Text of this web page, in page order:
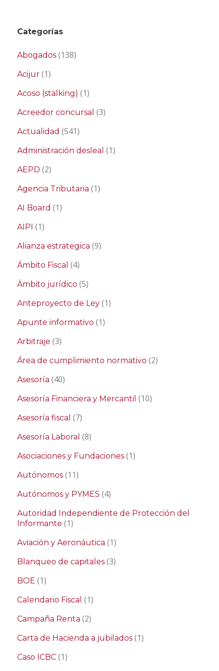
Categorías
Abogados (138)
Acijur (1)
Acoso (stalking) (1)
Acreedor concursal (3)
Actualidad (541)
Administración desleal (1)
AEPD (2)
Agencia Tributaria (1)
AI Board (1)
AIPI (1)
Alianza estrategica (9)
Ámbito Fiscal (4)
Ámbito jurídico (5)
Anteproyecto de Ley (1)
Apunte informativo (1)
Arbitraje (3)
Área de cumplimiento normativo (2)
Asesoría (40)
Asesoría Financiera y Mercantil (10)
Asesoría fiscal (7)
Asesoría Laboral (8)
Asociaciones y Fundaciones (1)
Autónomos (11)
Autónomos y PYMES (4)
Autoridad Independiente de Protección del
Informante (1)
Aviación y Aeronáutica (1)
Blanqueo de capitales (3)
BOE (1)
Calendario Fiscal (1)
Campaña Renta (2)
Carta de Hacienda a jubilados (1)
Caso ICBC (1)